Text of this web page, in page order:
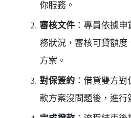
你服務。
審核文件 ：專員依據
務狀況，審核可貸額度
方案。
對保簽約 ：借貸雙方
款方案沒問題後，進行